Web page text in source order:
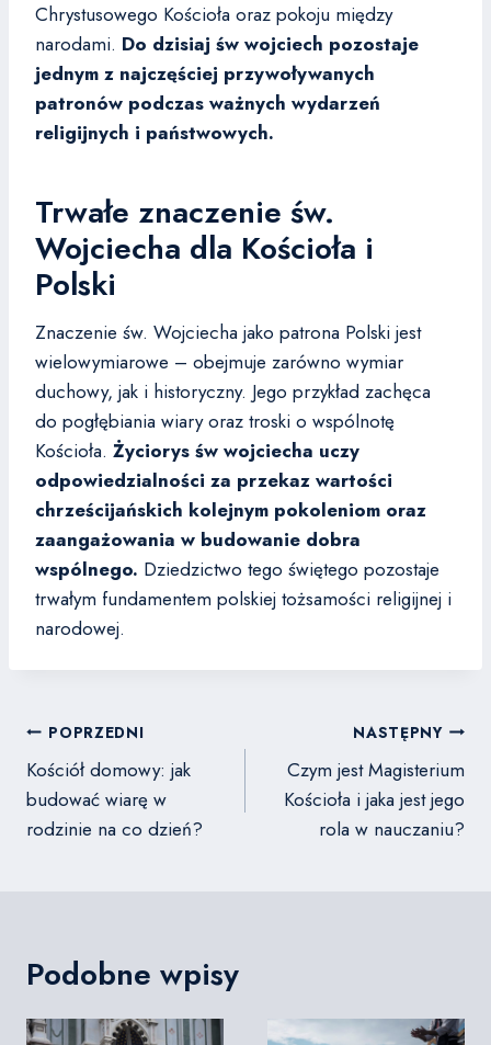
Chrystusowego Kościoła oraz pokoju między
narodami. Do dzisiaj św wojciech pozostaje
jednym z najczęściej przywoływanych
patronów podczas ważnych wydarzeń
religijnych i państwowych.
Trwałe znaczenie św.
Wojciecha dla Kościoła i
Polski
Znaczenie św. Wojciecha jako patrona Polski jest
wielowymiarowe – obejmuje zarówno wymiar
duchowy, jak i historyczny. Jego przykład zachęca
do pogłębiania wiary oraz troski o wspólnotę
Kościoła. Życiorys św wojciecha uczy
odpowiedzialności za przekaz wartości
chrześcijańskich kolejnym pokoleniom oraz
zaangażowania w budowanie dobra
wspólnego. Dziedzictwo tego świętego pozostaje
trwałym fundamentem polskiej tożsamości religijnej i
narodowej.
Nawigacja
wpisu
POPRZEDNI
Kościół domowy: jak
budować wiarę w
rodzinie na co dzień?
NASTĘPNY
Czym jest Magisterium
Kościoła i jaka jest jego
rola w nauczaniu?
Podobne wpisy